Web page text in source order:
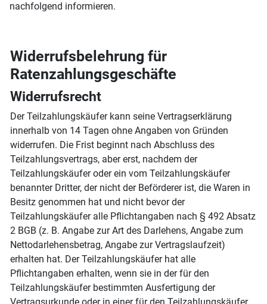
nachfolgend informieren.
Widerrufsbelehrung für
Ratenzahlungsgeschäfte
Widerrufsrecht
Der Teilzahlungskäufer kann seine Vertragserklärung
innerhalb von 14 Tagen ohne Angaben von Gründen
widerrufen. Die Frist beginnt nach Abschluss des
Teilzahlungsvertrags, aber erst, nachdem der
Teilzahlungskäufer oder ein vom Teilzahlungskäufer
benannter Dritter, der nicht der Beförderer ist, die Waren in
Besitz genommen hat und nicht bevor der
Teilzahlungskäufer alle Pflichtangaben nach § 492 Absatz
2 BGB (z. B. Angabe zur Art des Darlehens, Angabe zum
Nettodarlehensbetrag, Angabe zur Vertragslaufzeit)
erhalten hat. Der Teilzahlungskäufer hat alle
Pflichtangaben erhalten, wenn sie in der für den
Teilzahlungskäufer bestimmten Ausfertigung der